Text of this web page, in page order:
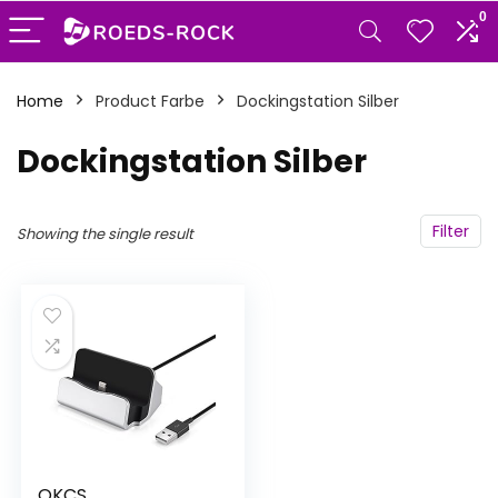
0
Home Product Farbe ‎Dockingstation Silber
‎Dockingstation Silber
Filter
Showing the single result